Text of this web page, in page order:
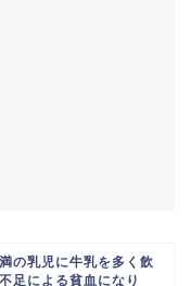
の乳児に牛乳を多く飲
足による貧血になり